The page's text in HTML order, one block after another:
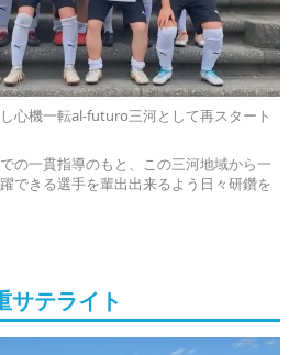
心機一転al-futuro三河として再スタート
の一貫指導のもと、この三河地域から一
できる選手を輩出出来るよう日々研鑽を
サテライト